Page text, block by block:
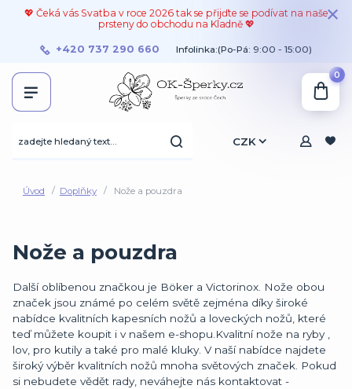
💖 Čeká vás Svatba v roce 2026 tak se přijďte se podívat na naše
prsteny do obchodu na Kladně 💖
CZK
+420 737 290 660 Infolinka:(Po-Pá: 9:00 - 15:00)
0
Úvod Doplňky Nože a pouzdra
Nože a pouzdra
Další oblíbenou značkou je Böker a Victorinox. Nože obou
značek jsou známé po celém světě zejména díky široké
nabídce kvalitních kapesních nožů a loveckých nožů, které
teď můžete koupit i v našem e-shopu.Kvalitní nože na ryby ,
lov, pro kutily a také pro malé kluky. V naší nabídce najdete
široký výběr kvalitních nožů mnoha světových značek. Pokud
si nebudete vědět rady, neváhejte nás kontaktovat -